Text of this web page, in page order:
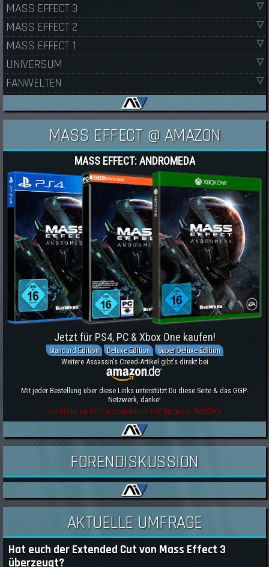
MASS EFFECT 3
MASS EFFECT 2
MASS EFFECT 1
UNIVERSUM
FANWELTEN
MASS EFFECT @ AMAZON
MASS EFFECT: ANDROMEDA
Jetzt für PS4, PC & Xbox One kaufen!
Standard Edition Deluxe Edition
Super Deluxe Edition
Weitere Assassin's Creed-Artikel gibt's direkt bei
Mit jeder Bestellung über diese Links unterstützt Du diese Seite & das GGP-
Netzwerk, danke!
Unterstütze GGP automatisch mit Browser AddOn's
FORENDISKUSSION
AKTUELLE UMFRAGE
Hat euch der Extended Cut von Mass Effect 3
überzeugt?